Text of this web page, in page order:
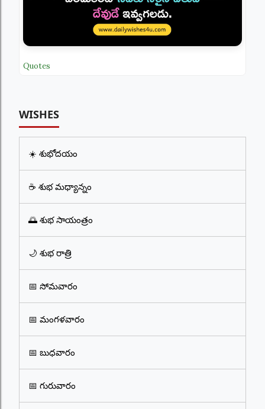
Quotes
WISHES
☀️ శుభోదయం
☕ శుభ మధ్యాన్నం
🌅 శుభ సాయంత్రం
🌙 శుభ రాత్రి
📅 సోమవారం
📅 మంగళవారం
📅 బుధవారం
📅 గురువారం